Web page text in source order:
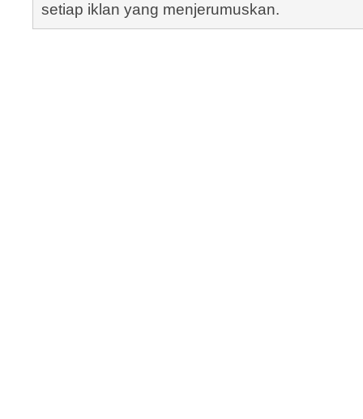
setiap iklan yang menjerumuskan.